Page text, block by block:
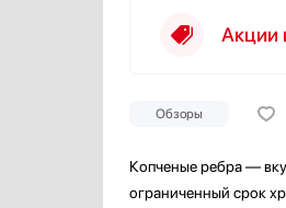
Акции
Обзоры
Копченые ребра —
ограниченный срок